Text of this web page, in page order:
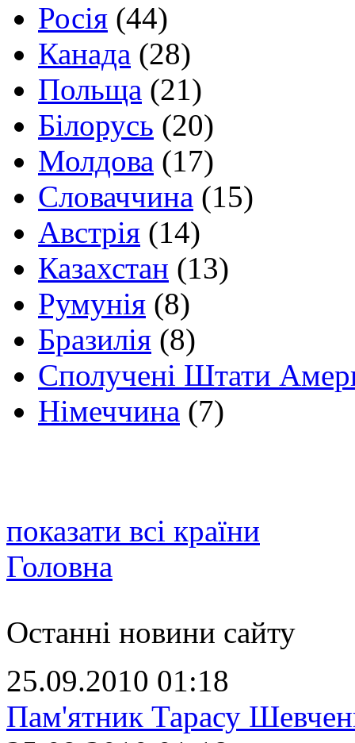
Росія (44)
Канада (28)
Польща (21)
Білорусь (20)
Молдова (17)
Словаччина (15)
Австрія (14)
Казахстан (13)
Румунія (8)
Бразилія (8)
Сполучені Штати
Німеччина (7)
показати всі країни
Головна
Останні новини сайту
25.09.2010 01:18
Пам'ятник Тарасу